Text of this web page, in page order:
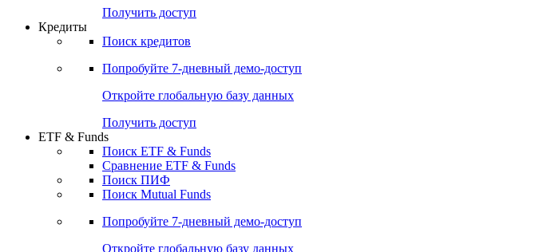
Попробуйте7-дневный
Откройте глобальную базу данных
Получить доступ
Кредиты
Поиск кредитов
Попробуйте7-дневный
Откройте глобальную базу данных
Получить доступ
ETF & Funds
Поиск ETF & Funds
Сравнение ETF & Funds
Поиск ПИФ
Поиск Mutual Funds